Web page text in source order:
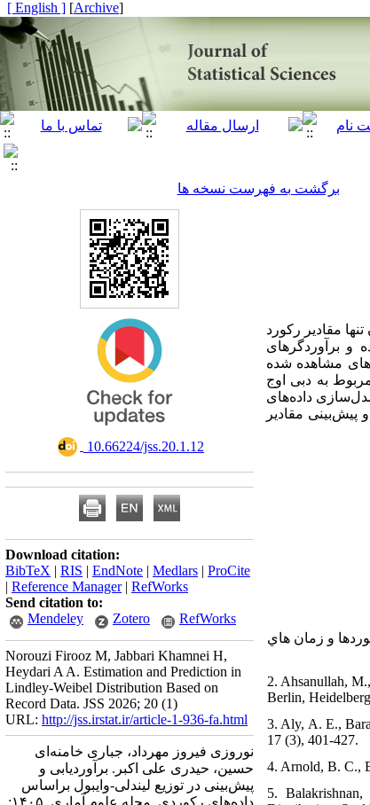
[
Archive
]
[ English ]
برگشت به فهرست نسخه ها
مقادیر رکورد
و برآوردگرهای
مشاهده شده
به دبی اوج
داده‌های
پیش‌بینی مقادیر
اساس ركوردها و زمان هاي
2. Ahsanullah,
Berlin,
3. Aly, A. E.,
17 (3), 401-427.
4. Arnold, B. C.,
5.
‎ 10.66224/jss.20.1.12
Download citation:
BibTeX | RIS | EndNote | Medlars | ProCite
| Reference Manager| RefWorks
Send citation to:
Mendeley
Zotero RefWorks
Norouzi Firooz M, Jabbari Khamnei H,
Heydari A A. Estimation and Prediction in
Lindley-Weibel Distribution Based on
Record Data. JSS 2026; 20 (1)
URL: http://jss.irstat.ir/article-1-936-fa.html
نوروزی فیروز مهرداد، جباری خامنه‌ای
حسین، حیدری علی اکبر. برآوردیابی و
پیش‌بینی در توزیع لیندلی-وایبول براساس
داده‌های رکوردی. مجله علوم آماری. ۱۴۰۵;